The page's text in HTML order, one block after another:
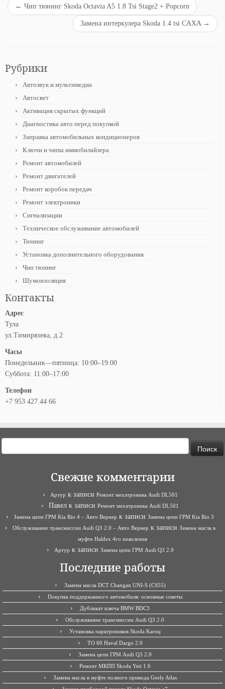
← Чип тюнинг Skoda Octavia A5 1.8 Tsi Stage2 + Popcorn
Замена интеркулера Skoda 1.4 tsi CAXA →
Рубрики
Автозвук и мультимедиа
Автосвет
Активация скрытых функций
Диагностика авто перед покупкой
Заправка автомобильных кондиционеров
Ключи и чипы иммобилайзера
Ремонт автомобилей
Ремонт двигателей
Ремонт коробок передач
Ремонт электроники
Сигнализации
Техническое обслуживание автомобилей
Тюнинг
Установка дополнительного оборудования
Чип тюнинг
Шумоизоляция
Контакты
Адрес
Тула
ул.Тимирязева, д.2
Часы
Понедельник—пятница: 10:00–19:00
Суббота: 11:00–17:00
Телефон
+7 953 427 44 66
Свежие комментарии
Артур к записи Ремонт мехатроника Audi DL501
Павел к записи Ремонт мехатроника Audi DL501
Замена цепи ГРМ Kia Rio 4 – Авто Вернер к записи Замена цепи ГРМ Kia Rio 3
Обслуживание трансмиссии Audi Q3 2.0 – Авто Вернер к записи Замена масла в
муфте Haldex 4го поколения
Артур к записи Замена цепи ГРМ Audi Q3 2.0
Последние работы
Замена масла DCT Changan UNI-S (CS55)
Покупка поддержанного автомобиля: основные советы
Дубликат ключа BMW BDC3
Обслуживание трансмиссии Audi Q3 2.0
Установка парктроников Skoda Karoq
ТО 60 Haval Dargo 2.0
Замена цепи ГРМ Audi Q3 2.0
Ремонт МКПП Skoda Yeti 1.6
Замена масла в муфте полного привода Geely Atlas